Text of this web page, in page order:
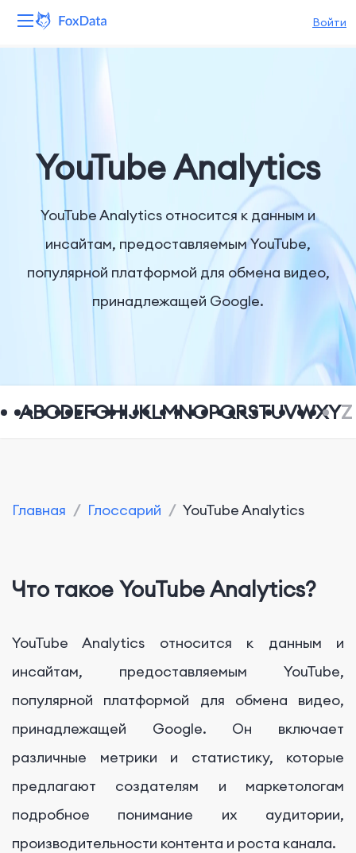
Войти
Решения
Ресурсы
Цены
Компания
YouTube Analytics
YouTube Analytics относится к данным и
инсайтам, предоставляемым YouTube,
популярной платформой для обмена видео,
принадлежащей Google.
ABCDEFGHIJKLMNOPQRSTUVWXYZ
Главная / Глоссарий / YouTube Analytics
Что такое YouTube Analytics?
YouTube Analytics относится к данным и
инсайтам, предоставляемым YouTube,
популярной платформой для обмена видео,
принадлежащей Google. Он включает
различные метрики и статистику, которые
предлагают создателям и маркетологам
подробное понимание их аудитории,
производительности контента и роста канала.